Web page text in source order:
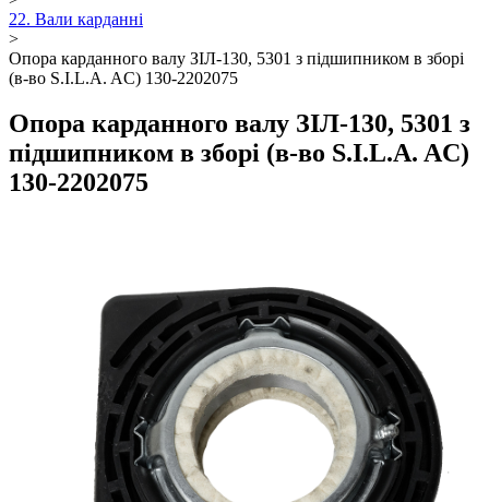
22. Вали карданні
>
Опора карданного валу ЗІЛ-130, 5301 з підшипником в зборі
(в-во S.I.L.A. AC) 130-2202075
Опора карданного валу ЗІЛ-130, 5301 з
підшипником в зборі (в-во S.I.L.A. AC)
130-2202075